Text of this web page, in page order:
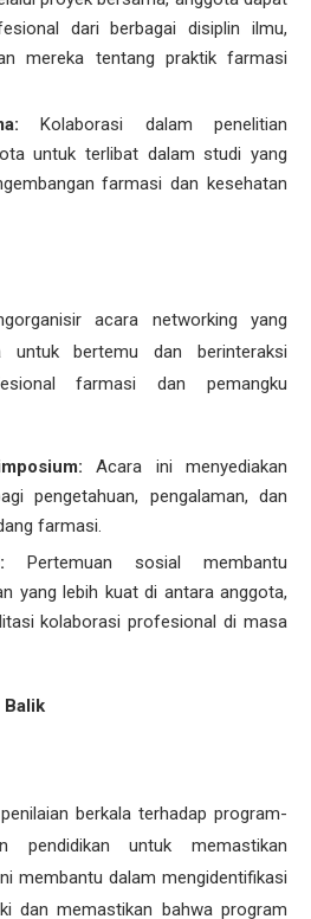
dari berbagai disiplin ilmu,
mereka tentang praktik farmasi
Kolaborasi dalam penelitian
untuk terlibat dalam studi yang
farmasi dan kesehatan
acara networking yang
untuk bertemu dan berinteraksi
farmasi dan pemangku
Acara ini menyediakan
pengetahuan, pengalaman, dan
farmasi.
Pertemuan sosial membantu
yang lebih kuat di antara anggota,
kolaborasi profesional di masa
Balik
berkala terhadap program-
pendidikan untuk memastikan
membantu dalam mengidentifikasi
dan memastikan bahwa program